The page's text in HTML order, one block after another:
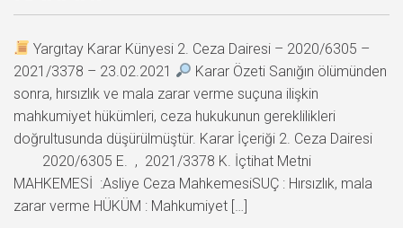
Yargıtay Karar Künyesi 2. Ceza Dairesi – 2020/6305 –
2021/3378 – 23.02.2021
Karar Özeti Sanığın ölümünden
sonra, hırsızlık ve mala zarar verme suçuna ilişkin
mahkumiyet hükümleri, ceza hukukunun gereklilikleri
doğrultusunda düşürülmüştür. Karar İçeriği 2. Ceza Dairesi
2020/6305 E. , 2021/3378 K. İçtihat Metni
MAHKEMESİ :Asliye Ceza MahkemesiSUÇ : Hırsızlık, mala
zarar verme HÜKÜM : Mahkumiyet […]